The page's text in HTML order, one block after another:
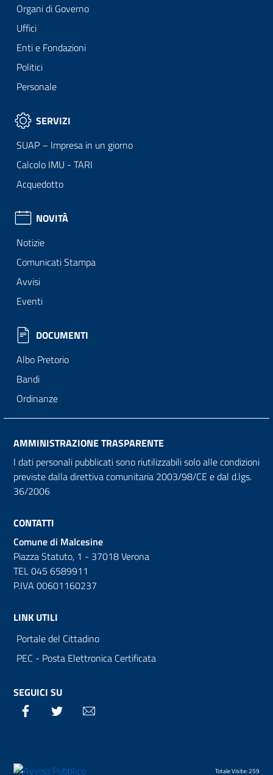
Organi di Governo
Uffici
Enti e Fondazioni
Politici
Personale
SERVIZI
SUAP – Impresa in un giorno
Calcolo IMU - TARI
Acquedotto
NOVITÀ
Notizie
Comunicati Stampa
Avvisi
Eventi
DOCUMENTI
Albo Pretorio
Bandi
Ordinanze
AMMINISTRAZIONE TRASPARENTE
I dati personali pubblicati sono riutilizzabili solo alle condizioni
previste dalla direttiva comunitaria 2003/98/CE e dal d.lgs.
36/2006
CONTATTI
Comune di Malcesine
Piazza Statuto, 1 - 37018 Verona
TEL 045 6589911
P.IVA 00601160237
LINK UTILI
Portale del Cittadino
PEC - Posta Elettronica Certificata
SEGUICI SU
Facebook Twitter
Totale Visite: 259